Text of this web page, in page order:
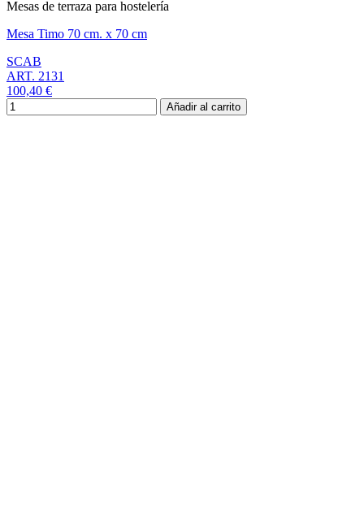
Mesas de terraza para hostelería
Mesa Timo 70 cm. x 70 cm
SCAB
ART. 2131
100,40 €
Añadir al carrito